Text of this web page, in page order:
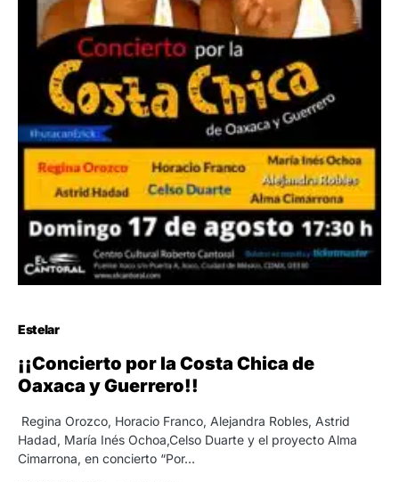
Estelar
¡¡Concierto por la Costa Chica de
Oaxaca y Guerrero!!
Regina Orozco, Horacio Franco, Alejandra Robles, Astrid
Hadad, María Inés Ochoa,Celso Duarte y el proyecto Alma
Cimarrona, en concierto “Por…